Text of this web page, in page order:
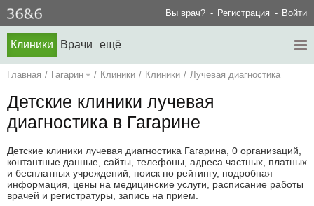
Вы врач? Регистрация Войти
Клиники Врачи ещё
Главная / Гагарин / Клиники / Клиники / Лучевая диагностика
Детские клиники лучевая
диагностика в Гагарине
Детские клиники лучевая диагностика Гагарина, 0 организаций,
контантные данные, сайты, телефоны, адреса частных, платных
и бесплатных учреждений, поиск по рейтингу, подробная
информация, цены на медицинские услуги, расписание работы
врачей и регистратуры, запись на прием.